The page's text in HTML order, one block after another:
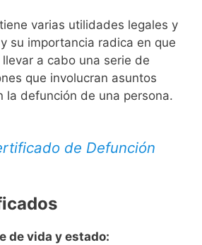
varias utilidades legales y
su importancia radica en que
a cabo una serie de
que involucran asuntos
la defunción de una persona.
de Defunción
de vida y estado: